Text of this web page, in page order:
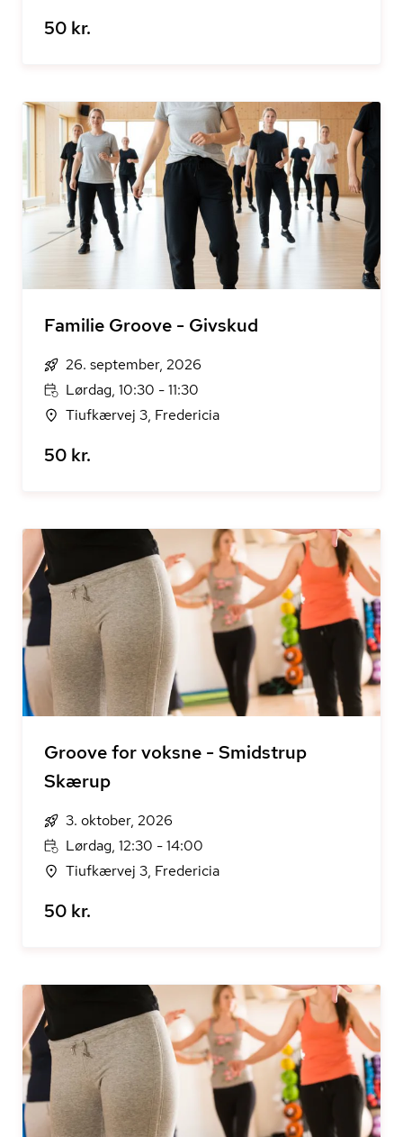
50 kr.
Familie Groove - Givskud
26. september, 2026
Lørdag, 10:30 - 11:30
Tiufkærvej 3, Fredericia
50 kr.
Groove for voksne - Smidstrup
Skærup
3. oktober, 2026
Lørdag, 12:30 - 14:00
Tiufkærvej 3, Fredericia
50 kr.